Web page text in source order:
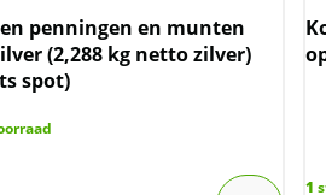
penningen en munten
(2,288 kg netto zilver)
spot)
1